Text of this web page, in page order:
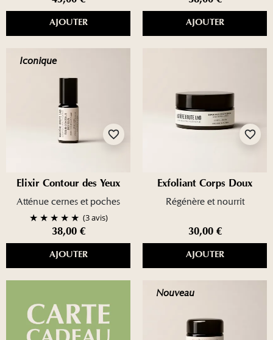
AJOUTER AJOUTER
Iconique
favorite_border
Élixir Contour des Yeux
Atténue cernes et poches
(3 avis)
38,00 €
AJOUTER
favorite_border
Exfoliant Corps Doux
Régénère et nourrit
30,00 €
AJOUTER
Nouveau